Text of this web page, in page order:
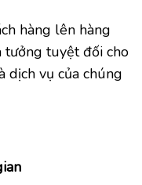
hàng lên hàng
tưởng tuyệt đối cho
dịch vụ của chúng